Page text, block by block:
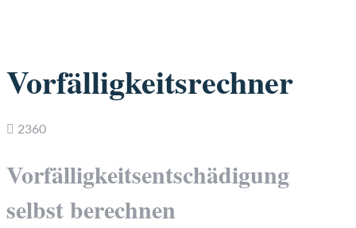
Vorfälligkeitsrechner
2360
Vorfälligkeits­entschädigung
selbst berechnen